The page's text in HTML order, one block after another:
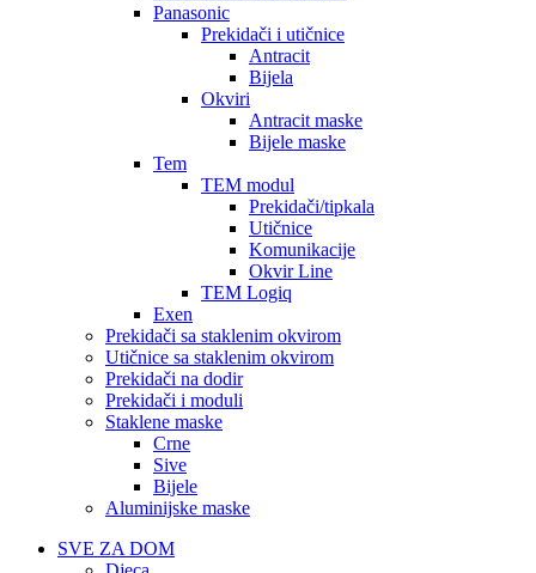
Panasonic
Prekidači i utičnice
Antracit
Bijela
Okviri
Antracit maske
Bijele maske
Tem
TEM modul
Prekidači/tipkala
Utičnice
Komunikacije
Okvir Line
TEM Logiq
Exen
Prekidači sa staklenim okvirom
Utičnice sa staklenim okvirom
Prekidači na dodir
Prekidači i moduli
Staklene maske
Crne
Sive
Bijele
Aluminijske maske
SVE ZA DOM